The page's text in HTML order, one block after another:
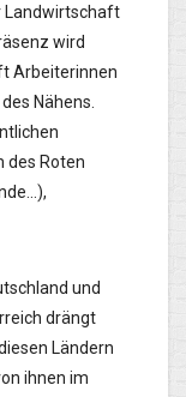
Landwirtschaft
wird
Arbeiterinnen
Nähens.
des Roten
und
drängt
Ländern
ihnen im